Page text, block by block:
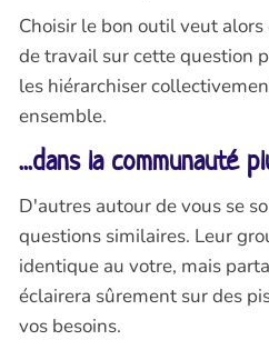
Choisir le bon outil veut
de travail sur cette question
les hiérarchiser
ensemble.
...dans la communauté
D'autres autour de vous se
questions similaires. Leur
identique au votre, mais
éclairera sûrement sur des
vos besoins.